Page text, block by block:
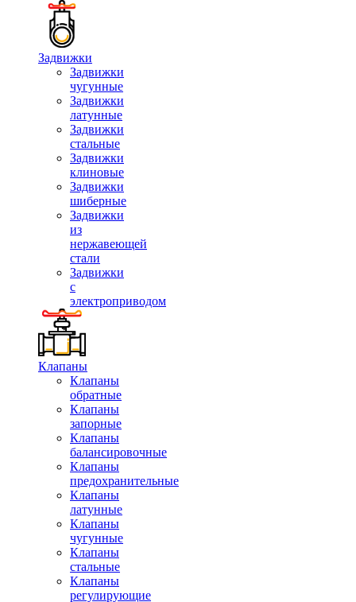
Задвижки
Задвижки
чугунные
Задвижки
латунные
Задвижки
стальные
Задвижки
клиновые
Задвижки
шиберные
Задвижки
из
нержавеющей
стали
Задвижки
с
электроприводом
Клапаны
Клапаны
обратные
Клапаны
запорные
Клапаны
балансировочные
Клапаны
предохранительные
Клапаны
латунные
Клапаны
чугунные
Клапаны
стальные
Клапаны
регулирующие